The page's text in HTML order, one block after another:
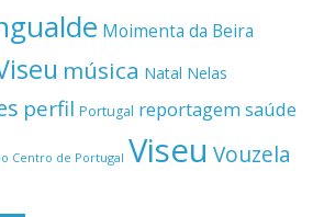
Moimenta da Beira
música Natal Nelas
perfil Portugal reportagemsaúde
Centro de Portugal Viseu Vouzela